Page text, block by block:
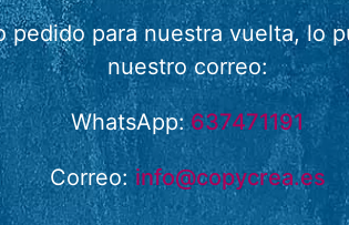
para nuestra vuelta, lo
nuestro correo:
WhatsApp:637471191
Correo: info@copycrea.es